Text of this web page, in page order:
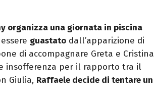
organizza una giornata in piscina
guastato dall’apparizione di
di accompagnare Greta e Cristina
insofferenza per il rapporto tra il
Giulia, Raffaele decide di tentare un